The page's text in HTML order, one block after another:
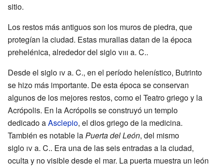
sitio.
Los restos más antiguos son los muros de piedra, que
protegían la ciudad. Estas murallas datan de la época
prehelénica, alrededor del sigloviii a. C..
Desde el siglo iva. C., en el período helenístico, Butrinto
se hizo más importante. De esta época se conservan
algunos de los mejores restos, como el Teatro griego y la
Acrópolis. En la Acrópolis se construyó un templo
dedicado aAsclepio, el dios griego de la medicina.
También es notable laPuerta del León, del mismo
siglo iva. C.. Era una de las seis entradas a la ciudad,
oculta y no visible desde el mar. La puerta muestra un león